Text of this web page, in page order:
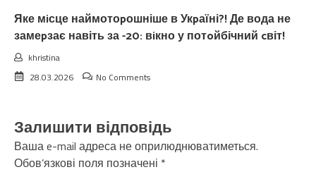
Яке мiсце наймотоpошніше в Укpаїні?! Де вода не
замеpзає навіть за -20: вiкно у потoйбічний cвіт!
khristina
28.03.2026
No Comments
Залишити відповідь
Ваша e-mail адреса не оприлюднюватиметься.
Обов’язкові поля позначені *